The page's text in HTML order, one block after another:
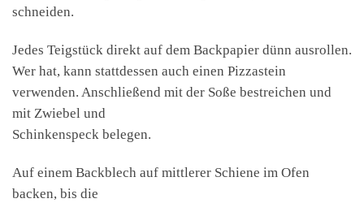
schneiden.
Jedes Teigstück direkt auf dem Backpapier dünn ausrollen.
Wer hat, kann stattdessen auch einen Pizzastein
verwenden. Anschließend mit der Soße bestreichen und
mit Zwiebel und
Schinkenspeck belegen.
Auf einem Backblech auf mittlerer Schiene im Ofen
backen, bis die